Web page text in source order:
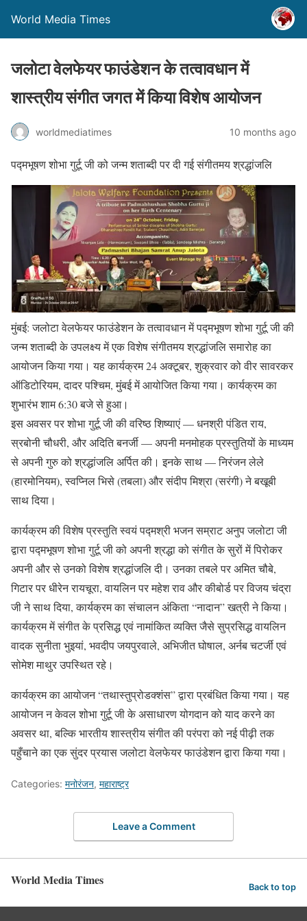
World Media Times
जलोटा वेलफेयर फाउंडेशन के तत्वावधान में
शास्त्रीय संगीत जगत में किया विशेष आयोजन
worldmediatimes 10 months ago
पद्मभूषण शोभा गुर्टू जी को जन्म शताब्दी पर दी गई संगीतमय श्रद्धांजलि
मुंबई: जलोटा वेलफेयर फाउंडेशन के तत्वावधान में पद्मभूषण शोभा गुर्टू जी की
जन्म शताब्दी के उपलक्ष्य में एक विशेष संगीतमय श्रद्धांजलि समारोह का
आयोजन किया गया। यह कार्यक्रम 24 अक्टूबर, शुक्रवार को वीर सावरकर
ऑडिटोरियम, दादर पश्चिम, मुंबई में आयोजित किया गया। कार्यक्रम का
शुभारंभ शाम 6:30 बजे से हुआ।
इस अवसर पर शोभा गुर्टू जी की वरिष्ठ शिष्याएं — धनश्री पंडित राय,
स्रबोनी चौधरी, और अदिति बनर्जी — अपनी मनमोहक प्रस्तुतियों के माध्यम
से अपनी गुरु को श्रद्धांजलि अर्पित की। इनके साथ — निरंजन लेले
(हारमोनियम), स्वप्निल भिसे (तबला) और संदीप मिश्रा (सरंगी) ने बखूबी
साथ दिया।
कार्यक्रम की विशेष प्रस्तुति स्वयं पद्मश्री भजन सम्राट अनुप जलोटा जी
द्वारा पद्मभूषण शोभा गुर्टू जी को अपनी श्रद्धा को संगीत के सुरों में पिरोकर
अपनी और से उनको विशेष श्रद्धांजलि दी। उनका तबले पर अमित चौबे,
गिटार पर धीरेन रायचूरा, वायलिन पर महेश राव और कीबोर्ड पर विजय चंद्रा
जी ने साथ दिया, कार्यक्रम का संचालन अंकिता “नादान” खत्री ने किया।
कार्यक्रम में संगीत के प्रसिद्ध एवं नामांकित व्यक्ति जैसे सुप्रसिद्ध वायलिन
वादक सुनीता भुइयां, भवदीप जयपुरवाले, अभिजीत घोषाल, अर्नब चटर्जी एवं
सोमेश माथुर उपस्थित रहे।
कार्यक्रम का आयोजन “तथास्तुप्रोडक्शंस” द्वारा प्रबंधित किया गया। यह
आयोजन न केवल शोभा गुर्टू जी के असाधारण योगदान को याद करने का
अवसर था, बल्कि भारतीय शास्त्रीय संगीत की परंपरा को नई पीढ़ी तक
पहुँचाने का एक सुंदर प्रयास जलोटा वेलफेयर फाउंडेशन द्वारा किया गया।
Categories: मनोरंजन, महाराष्ट्र
Leave a Comment
World Media Times Back to top